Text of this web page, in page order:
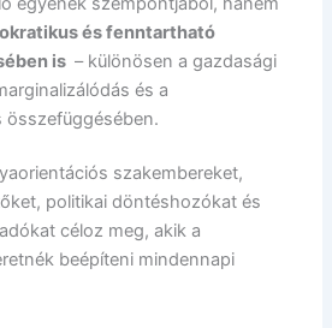
és fenntartható
is – különösen a gazdasági
és a
összefüggésében.
szakembereket,
politikai döntéshozókat és
céloz meg, akik a
beépíteni mindennapi